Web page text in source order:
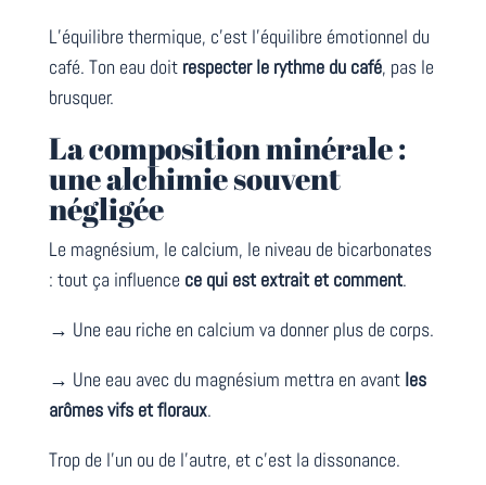
L’équilibre thermique, c’est l’équilibre émotionnel du
café. Ton eau doit respecter le rythme du café, pas le
brusquer.
La composition minérale :
une alchimie souvent
négligée
Le magnésium, le calcium, le niveau de bicarbonates
: tout ça influence ce qui est extrait et comment.
→ Une eau riche en calcium va donner plus de corps.
→ Une eau avec du magnésium mettra en avant les
arômes vifs et floraux.
Trop de l’un ou de l’autre, et c’est la dissonance.